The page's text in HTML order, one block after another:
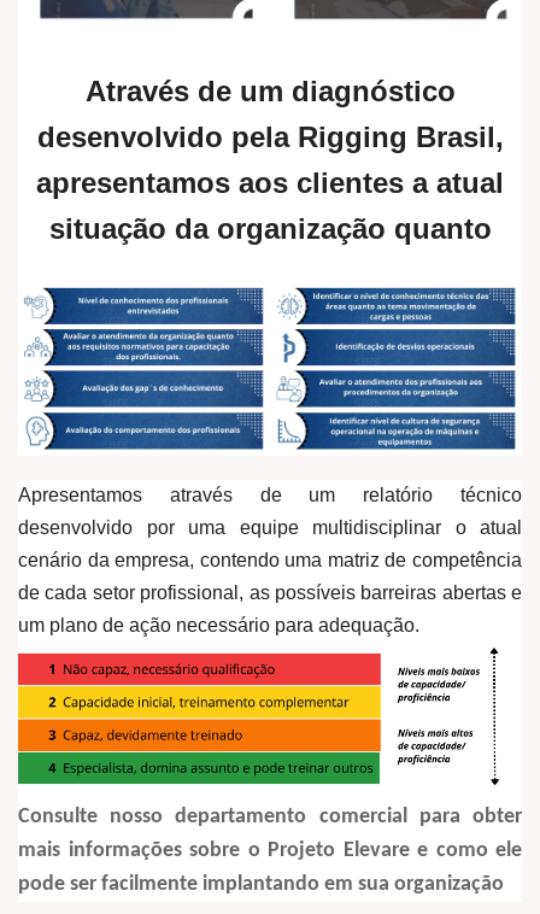
Através de um diagnóstico
desenvolvido pela Rigging Brasil,
apresentamos aos clientes a atual
situação da organização quanto
Apresentamos através de um relatório técnico
desenvolvido por uma equipe multidisciplinar o atual
cenário da empresa, contendo uma matriz de competência
de cada setor profissional, as possíveis barreiras abertas e
um plano de ação necessário para adequação.
Consulte nosso departamento comercial para obter
mais informações sobre o Projeto Elevare e como ele
pode ser facilmente implantando em sua organização